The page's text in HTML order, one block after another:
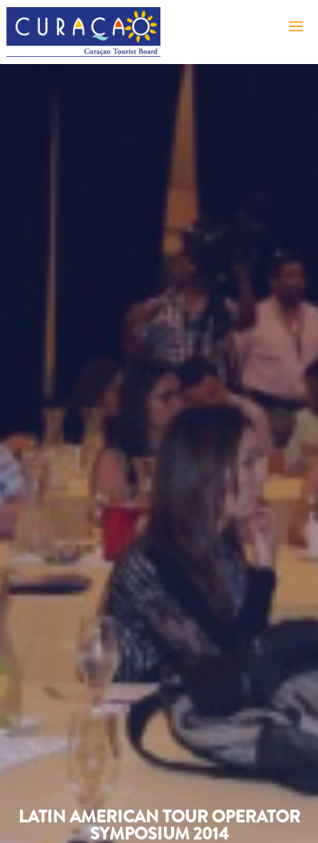
LATIN AMERICAN TOUR OPERATOR
SYMPOSIUM 2014